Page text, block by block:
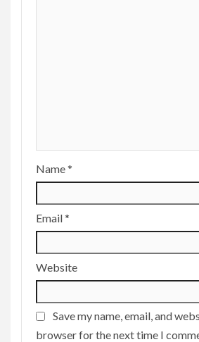
Name*
Email*
Website
Save my name, email, and
browser for the next time I